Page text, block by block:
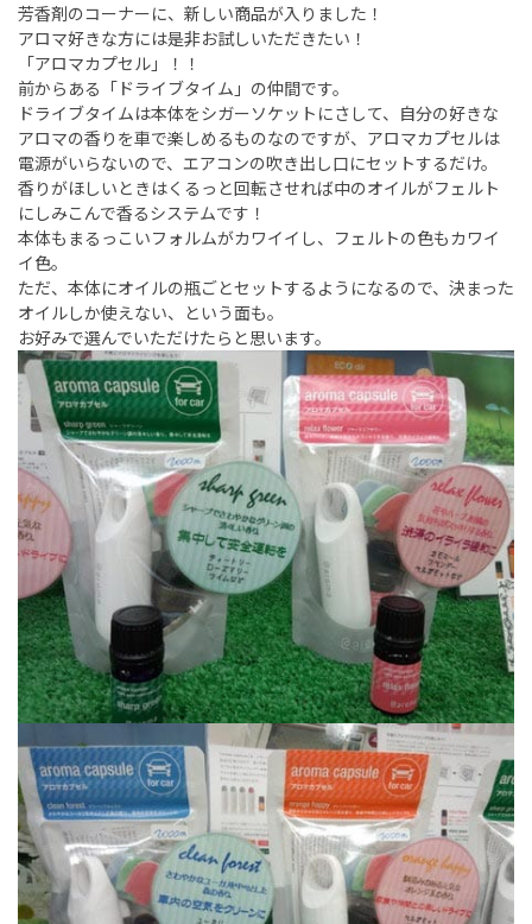
芳香剤のコーナーに、新しい商品が入りました！
アロマ好きな方には是非お試しいただきたい！
「アロマカプセル」！！
前からある「ドライブタイム」の仲間です。
ドライブタイムは本体をシガーソケットにさして、自分の好きな
アロマの香りを車で楽しめるものなのですが、アロマカプセルは
電源がいらないので、エアコンの吹き出し口にセットするだけ。
香りがほしいときはくるっと回転させれば中のオイルがフェルト
にしみこんで香るシステムです！
本体もまるっこいフォルムがカワイイし、フェルトの色もカワイ
イ色。
ただ、本体にオイルの瓶ごとセットするようになるので、決まった
オイルしか使えない、という面も。
お好みで選んでいただけたらと思います。